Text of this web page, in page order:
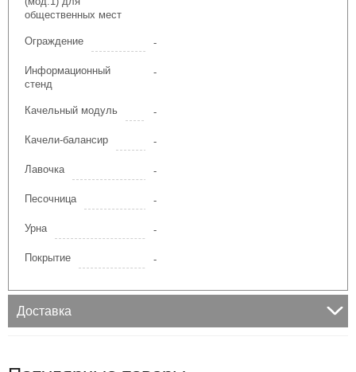
общественных мест
Ограждение -
Информационный
стенд
-
Качельный модуль -
Качели-балансир -
Лавочка -
Песочница -
Урна -
Покрытие -
Доставка
IgraGrad Домик
IgraGrad Песочница
Игруня
Игровые домики
Качельный модуль